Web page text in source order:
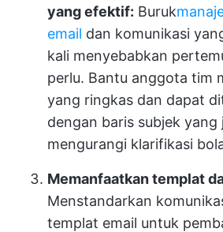
yang efektif: Buruk
email dan komunikasi
kali menyebabkan
perlu. Bantu anggota tim
yang ringkas dan dapat
dengan baris subjek yang
mengurangi klarifikasi
Memanfaatkan templat
Menstandarkan
templat email untuk